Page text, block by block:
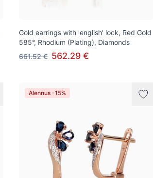
Gold earrings with 'english' lock, Red Gold
585°, Rhodium (Plating), Diamonds
661.52 € 562.29 €
Alennus -15%